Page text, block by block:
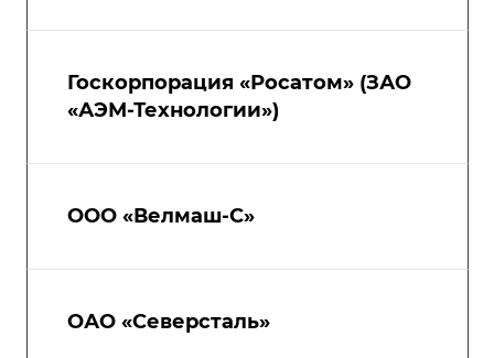
Госкорпорация «Росатом» (ЗАО
«АЭМ-Технологии»)
ООО «Велмаш-С»
ОАО «Северсталь»